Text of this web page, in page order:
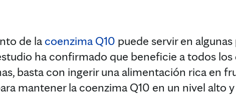
de la coenzima Q10 puede servir en
ha confirmado que beneficie a todos los
basta con ingerir una alimentación rica en
mantener la coenzima Q10 en un nivel alto